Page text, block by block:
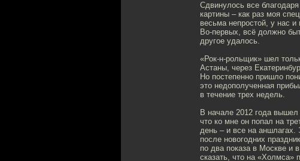
Сдвинулось все
картины – как раз моя
весьма непростой, у нас
Во-первых, всё должно
другое удалось.
«Рок-н-рольщик» шел
Астаны, через
Но постепенно пришло
это недополученная
в течение трех недель.
В начале 2012 года
что ко мне он попал на
день – и все на аншлагах.
после новогодних
по два показа в Москве и
сказать, что на «Холмса»